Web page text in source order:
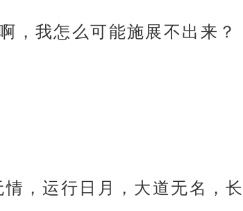
，我怎么可能施展不出来？
，运行日月，大道无名，